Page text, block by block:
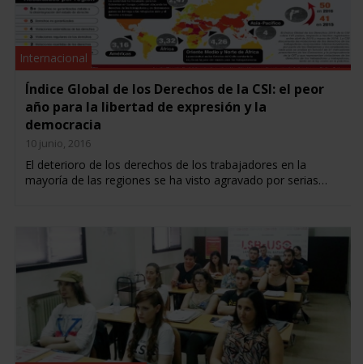
Internacional
Índice Global de los Derechos de la CSI: el peor
año para la libertad de expresión y la
democracia
10 junio, 2016
El deterioro de los derechos de los trabajadores en la
mayoría de las regiones se ha visto agravado por serias…